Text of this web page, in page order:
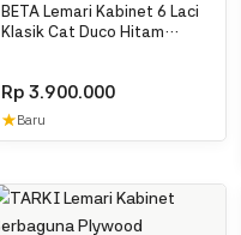
BETA Lemari Kabinet 6 Laci
Klasik Cat Duco Hitam
Rp 3.900.000
★Baru